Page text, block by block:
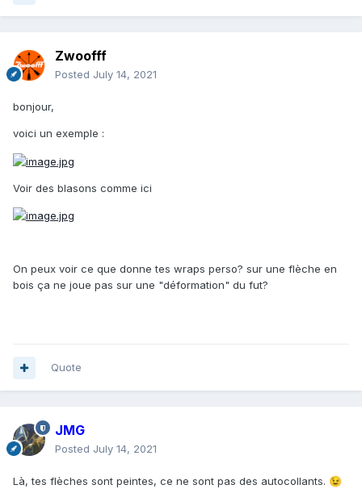
Zwoofff
Posted July 14, 2021
bonjour,
voici un exemple :
Voir des blasons comme ici
On peux voir ce que donne tes wraps perso? sur une flèche en
bois ça ne joue pas sur une "déformation" du fut?
Quote
JMG
Posted July 14, 2021
Là, tes flèches sont peintes, ce ne sont pas des autocollants. 😉